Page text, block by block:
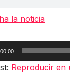
la noticia
00:00
Reproducir en